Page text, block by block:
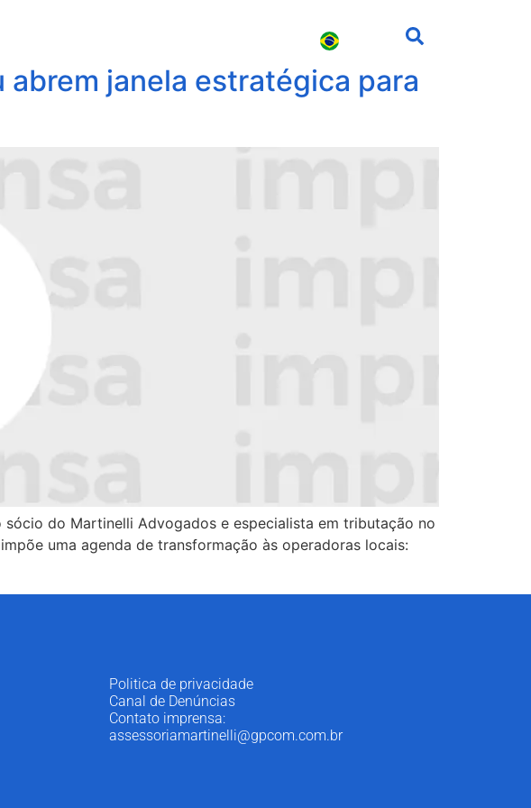
janela estratégica para
do Martinelli Advogados e especialista em tributação no
uma agenda de transformação às operadoras locais:
Politica de privacidade
Canal de Denúncias
Contato imprensa:
assessoriamartinelli@gpcom.com.br